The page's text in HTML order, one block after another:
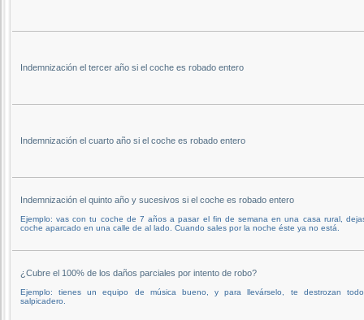
Indemnización el tercer año si el coche es robado entero
Indemnización el cuarto año si el coche es robado entero
Indemnización el quinto año y sucesivos si el coche es robado entero
Ejemplo: vas con tu coche de 7 años a pasar el fin de semana en una casa rural,
coche aparcado en una calle de al lado. Cuando sales por la noche éste ya no está.
¿Cubre el 100% de los daños parciales por intento de robo?
Ejemplo: tienes un equipo de música bueno, y para llevárselo, te destrozan
salpicadero.